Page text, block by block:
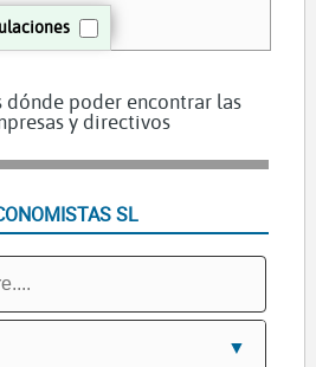
poder encontrar las
y directivos
SL